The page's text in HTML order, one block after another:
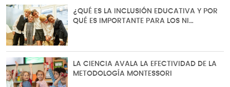
¿QUÉ ES LA INCLUSIÓN EDUCATIVA Y POR
QUÉ ES IMPORTANTE PARA LOS NI…
LA CIENCIA AVALA LA EFECTIVIDAD DE LA
METODOLOGÍA MONTESSORI